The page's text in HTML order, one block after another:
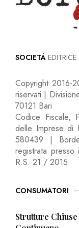
SOCIETÀ EDITRICE
Copyright 2016-
riservati |
70121 Bari
Codice Fiscale,
delle Imprese di
580439 |
registrata
R.S. 21 / 2015
CONSUMATORI
Strutture